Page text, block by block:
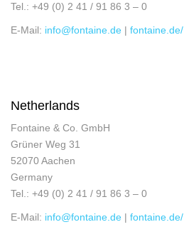
Tel.: +49 (0) 2 41 / 91 86 3 – 0
E-Mail: info@fontaine.de | fontaine.de/
Netherlands
Fontaine & Co. GmbH
Grüner Weg 31
52070 Aachen
Germany
Tel.: +49 (0) 2 41 / 91 86 3 – 0
E-Mail: info@fontaine.de | fontaine.de/